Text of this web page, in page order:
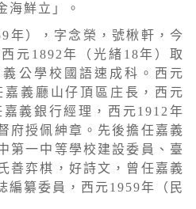
海鮮立」。
年），字念榮，號楸軒，今
元1892年（光緒18年）取
公學校國語速成科。西元
義廳山仔頂區庄長，西元
義銀行經理，西元1912年
府授佩紳章。先後擔任嘉義
第一中等學校建設委員、臺
善弈棋，好詩文，曾任嘉義
編纂委員，西元1959年（民